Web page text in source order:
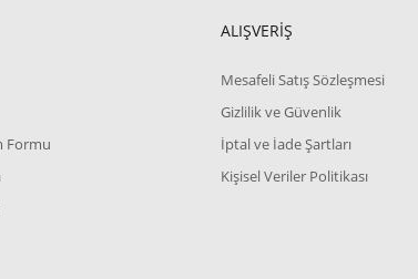
Formu
ALIŞVERİŞ
Mesafeli Satış Sözleşmesi
Gizlilik ve Güvenlik
İptal ve İade Şartları
Kişisel Veriler Politikası